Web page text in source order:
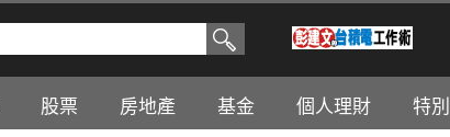
股票 房地產 基金 個人理財 特